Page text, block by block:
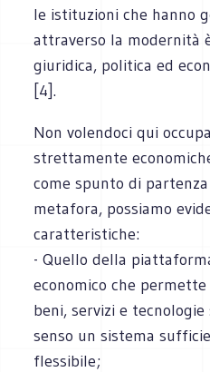
le istituzioni che hanno
attraverso la modernità
giuridica, politica ed
[4].
Non volendoci qui
strettamente
come spunto di
metafora, possiamo
caratteristiche:
- Quello della
economico che
beni, servizi e
senso un sistema
flessibile;